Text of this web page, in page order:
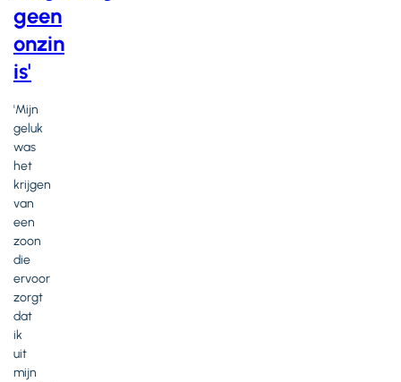
geen
onzin
is'
'Mijn
geluk
was
het
krijgen
van
een
zoon
die
ervoor
zorgt
dat
ik
uit
mijn